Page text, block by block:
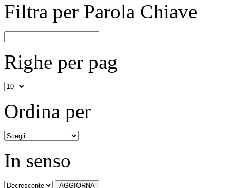
Filtra per Parola Chiave
Righe per pag
Ordina per
In senso